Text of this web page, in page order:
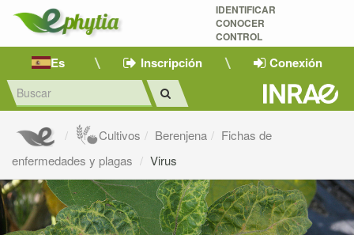
IDENTIFICAR
CONOCER
CONTROL
Es Inscripción Conexión
Cultivos Berenjena
Fichas de
enfermedades y plagas
Virus